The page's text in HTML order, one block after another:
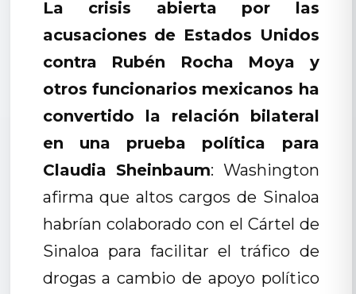
La crisis abierta por las
acusaciones de Estados Unidos
contra Rubén Rocha Moya y
otros funcionarios mexicanos ha
convertido la relación bilateral
en una prueba política para
Claudia Sheinbaum: Washington
afirma que altos cargos de Sinaloa
habrían colaborado con el Cártel de
Sinaloa para facilitar el tráfico de
drogas a cambio de apoyo político